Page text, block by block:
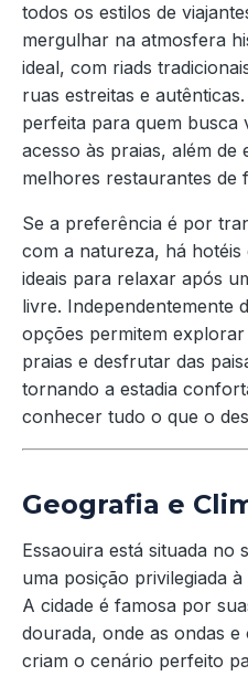
todos os estilos de
mergulhar na atmosfera
ideal, com riads
ruas estreitas e
perfeita para quem busca
acesso às praias, além de
melhores restaurantes de
Se a preferência é por
com a natureza, há
ideais para relaxar após
livre. Independentemente
opções permitem
praias e desfrutar das
tornando a estadia
conhecer tudo o que o
Geografia e
Essaouira está situada no
uma posição privilegiada
A cidade é famosa por
dourada, onde as ondas
criam o cenário perfeito